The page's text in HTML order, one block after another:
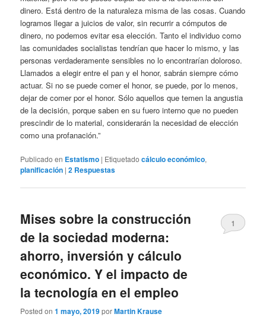
dinero. Está dentro de la naturaleza misma de las cosas. Cuando
logramos llegar a juicios de valor, sin recurrir a cómputos de
dinero, no podemos evitar esa elección. Tanto el individuo como
las comunidades socialistas tendrían que hacer lo mismo, y las
personas verdaderamente sensibles no lo encontrarían doloroso.
Llamados a elegir entre el pan y el honor, sabrán siempre cómo
actuar. Si no se puede comer el honor, se puede, por lo menos,
dejar de comer por el honor. Sólo aquellos que temen la angustia
de la decisión, porque saben en su fuero interno que no pueden
prescindir de lo material, considerarán la necesidad de elección
como una profanación.”
Publicado en Estatismo | Etiquetado cálculo económico,
planificación |2 Respuestas
Mises sobre la construcción
de la sociedad moderna:
ahorro, inversión y cálculo
económico. Y el impacto de
la tecnología en el empleo
Posted on1 mayo, 2019porMartin Krause
1